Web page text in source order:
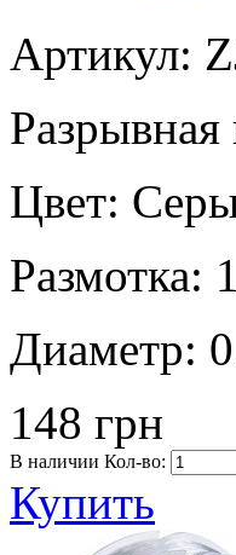
Артикул:
Разрывная
Цвет:
Размотка:
Диаметр:
148 грн
В наличии Кол-во:
Купить